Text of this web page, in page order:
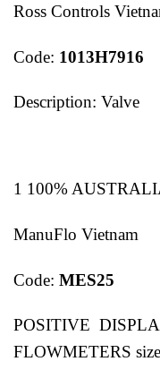
Ross Controls
Code: 1013H7916
Description: Valve
1 100%
ManuFlo Vietnam
Code: MES25
POSITIVE
FLOWMETERS